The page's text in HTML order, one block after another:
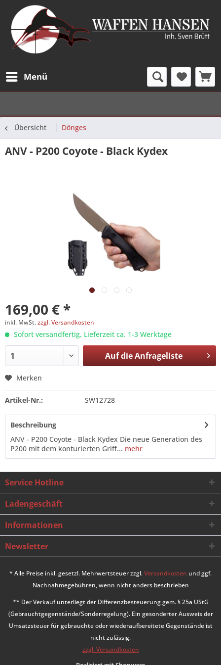
Menü
Übersicht Dönges
ANV - P200 Coyote - Black Kydex
169,00 € *
inkl. MwSt.zzgl. Versandkosten
Sofort versandfertig, Lieferzeit ca. 1-3 Werktage
Auf dieAnfrageliste
Merken
Artikel-Nr.: SW12728
Beschreibung
ANV - P200 Coyote - Black Kydex Die neue Generation des
P200 mit dem konturierten Griff... mehr
Service Hotline
Ladengeschäft
Informationen
Newsletter
* Alle Preise inkl. gesetzl. Mehrwertsteuer zzgl.Versandkosten und ggf.
Nachnahmegebühren, wenn nicht anders beschrieben
** Der Verkauf unterliegt der Differenzbesteuerung gem. § 25a UStG
(Gebrauchtgegenstände/Sonderregelung). Ein gesonderter Ausweis der
Umsatzsteuer für gebrauchte oder wiederaufbereitete Gegenstände ist
nicht zulässig.
zzgl. Versandkosten